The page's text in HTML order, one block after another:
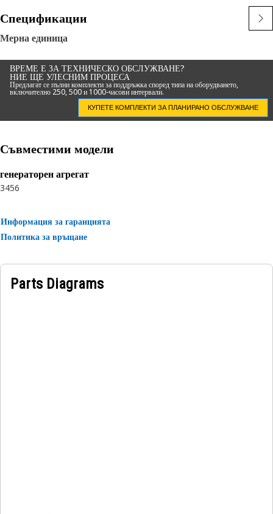
Спецификации
Мерна единица
ВРЕМЕ Е ЗА ТЕХНИЧЕСКО ОБСЛУЖВАНЕ?
НИЕ ЩЕ УЛЕСНИМ ПРОЦЕСА
Предлагат се пълни комплекти за поддръжка според типа на оборудването,
включително 250, 500 и 1000-часови интервали.
КУПЕТЕ КОМПЛЕКТИ ЗА ПЛАНИРАНО ОБСЛУЖВАНЕ
Съвместими модели
генераторен агрегат
3456
Информация за гаранцията
Политика за връщане
Parts Diagrams